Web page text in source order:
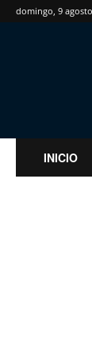
domingo, 9
INICIO